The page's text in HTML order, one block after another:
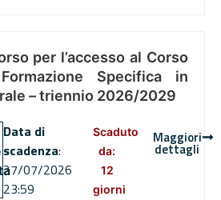
per l’accesso al Corso
Specifica in
– triennio 2026/2029
Data di
scadenza:
27/07/2026
23:59
Scaduto
da:
12
giorni
Maggiori
dettagli